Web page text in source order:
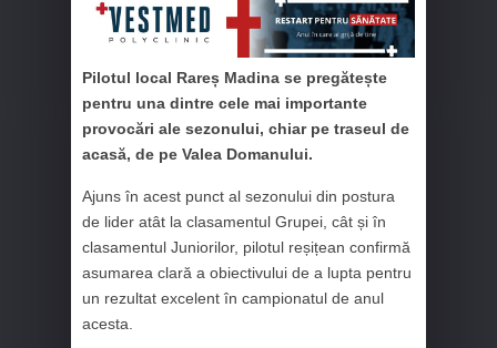
Pilotul local Rareș Madina se pregătește
pentru una dintre cele mai importante
provocări ale sezonului, chiar pe traseul de
acasă, de pe Valea Domanului.
Ajuns în acest punct al sezonului din postura
de lider atât la clasamentul Grupei, cât și în
clasamentul Juniorilor, pilotul reșițean confirmă
asumarea clară a obiectivului de a lupta pentru
un rezultat excelent în campionatul de anul
acesta.